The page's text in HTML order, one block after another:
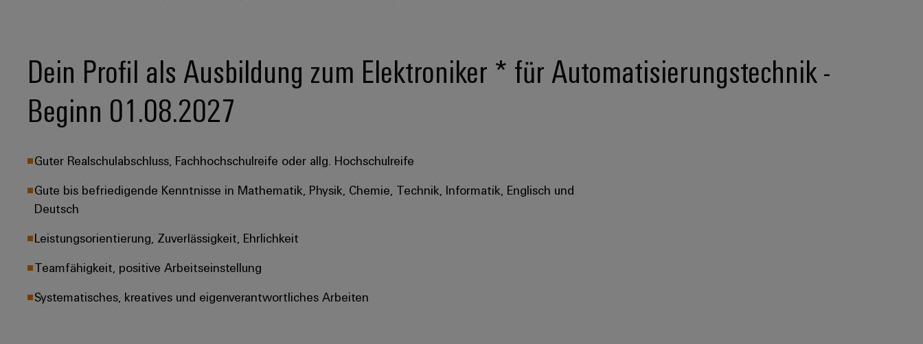
Dein Profil als Ausbildung zum Elektroniker * für Automatisierungstechnik -
Beginn 01.08.2027
Guter Realschulabschluss, Fachhochschulreife oder allg. Hochschulreife
Gute bis befriedigende Kenntnisse in Mathematik, Physik, Chemie, Technik, Informatik, Englisch und
Deutsch
Leistungsorientierung, Zuverlässigkeit, Ehrlichkeit
Teamfähigkeit, positive Arbeitseinstellung
Systematisches, kreatives und eigenverantwortliches Arbeiten